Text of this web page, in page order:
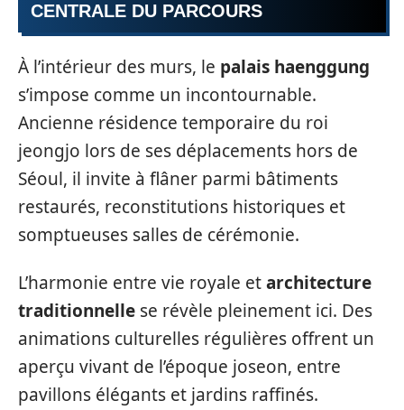
CENTRALE DU PARCOURS
À l’intérieur des murs, le palais haenggung
s’impose comme un incontournable.
Ancienne résidence temporaire du roi
jeongjo lors de ses déplacements hors de
Séoul, il invite à flâner parmi bâtiments
restaurés, reconstitutions historiques et
somptueuses salles de cérémonie.
L’harmonie entre vie royale etarchitecture
traditionnelle se révèle pleinement ici. Des
animations culturelles régulières offrent un
aperçu vivant de l’époque joseon, entre
pavillons élégants et jardins raffinés.